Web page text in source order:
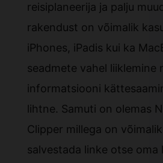
reisiplaneerija ja palju
rakendust on võimalik
iPhones, iPadis kui ka
seadmete vahel liiklemine
informatsiooni
lihtne. Samuti on olemas
Clipper millega on
salvestada linke otse